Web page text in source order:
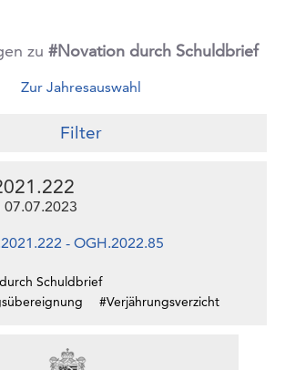
zu #Novation durch Schuldbrief
Zur Jahresauswahl
Filter
- OGH.2022.85
Schuldbrief
#Verjährungsverzicht